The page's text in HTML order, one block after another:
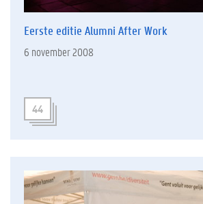
Eerste editie Alumni After Work
6 november 2008
44